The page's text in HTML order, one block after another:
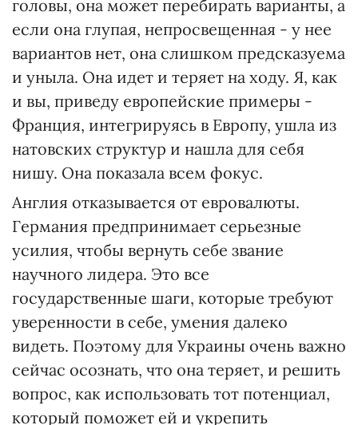
головы, она может перебирать варианты, а
если она глупая, непросвещенная - у нее
вариантов нет, она слишком предсказуема
и уныла. Она идет и теряет на ходу. Я, как
и вы, приведу европейские примеры -
Франция, интегрируясь в Европу, ушла из
натовских структур и нашла для себя
нишу. Она показала всем фокус.
Англия отказывается от евровалюты.
Германия предпринимает серьезные
усилия, чтобы вернуть себе звание
научного лидера. Это все
государственные шаги, которые требуют
уверенности в себе, умения далеко
видеть. Поэтому для Украины очень важно
сейчас осознать, что она теряет, и решить
вопрос, как использовать тот потенциал,
который поможет ей и укрепить